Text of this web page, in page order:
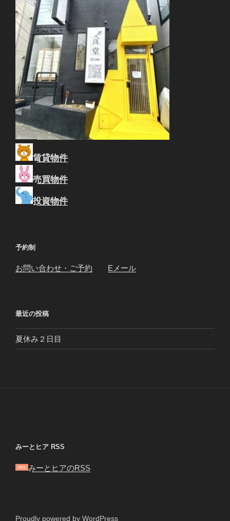
賃貸物件
売買物件
投資物件
予約制
お問い合わせ・ご予約 Eメール
最近の投稿
夏休み２日目
みーとヒア RSS
みーとヒアのRSS
Proudly powered by WordPress